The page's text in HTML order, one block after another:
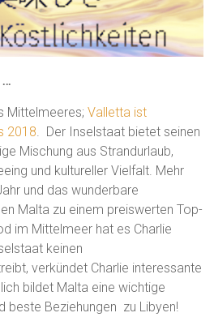
…
Mittelmeeres;Valletta ist
2018. Der Inselstaat bietet seinen
Mischung aus Strandurlaub,
und kultureller Vielfalt. Mehr
und das wunderbare
Malta zu einem preiswerten Top-
im Mittelmeer hat es Charlie
keinen
verkündet Charlie interessante
bildet Malta eine wichtige
beste Beziehungen zu Libyen!